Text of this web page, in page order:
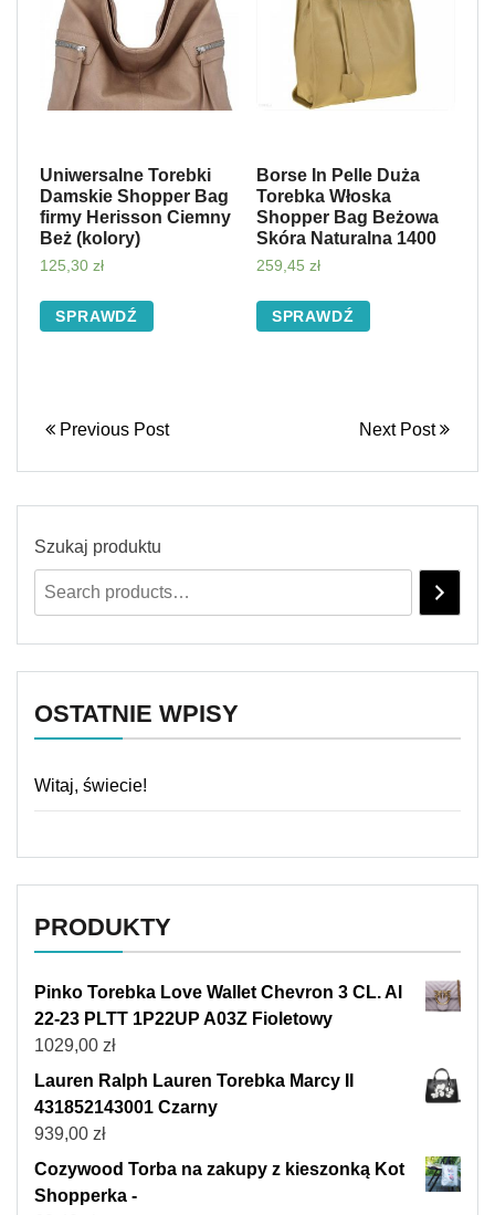
Uniwersalne Torebki
Damskie Shopper Bag
firmy Herisson Ciemny
Beż (kolory)
125,30 zł
SPRAWDŹ
Borse In Pelle Duża
Torebka Włoska
Shopper Bag Beżowa
Skóra Naturalna 1400
259,45 zł
SPRAWDŹ
Previous Post Next Post
Szukaj produktu
OSTATNIE WPISY
Witaj, świecie!
PRODUKTY
Pinko Torebka Love Wallet Chevron 3 CL. Al
22-23 PLTT 1P22UP A03Z Fioletowy
1029,00 zł
Lauren Ralph Lauren Torebka Marcy II
431852143001 Czarny
939,00 zł
Cozywood Torba na zakupy z kieszonką Kot
Shopperka -